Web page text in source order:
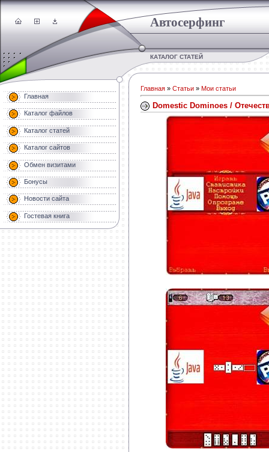
Автосерфинг
КАТАЛОГ СТАТЕЙ
Главная
Каталог файлов
Каталог статей
Каталог сайтов
Обмен визитами
Бонусы
Новости сайта
Гостевая книга
Главная » Статьи » Мои статьи
Domestic Dominoes /